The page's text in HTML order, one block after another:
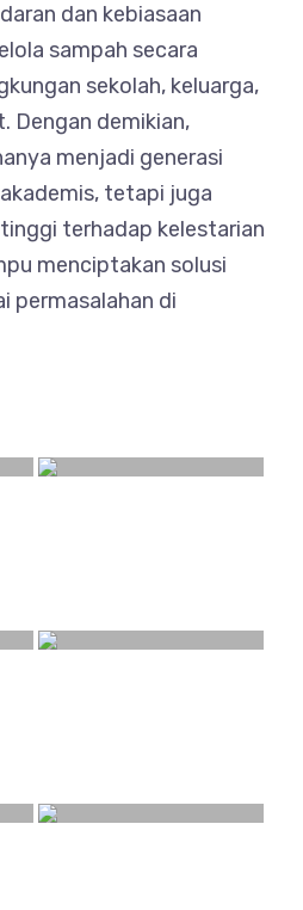
dan kebiasaan
sampah secara
sekolah, keluarga,
Dengan demikian,
menjadi generasi
tetapi juga
terhadap kelestarian
menciptakan solusi
permasalahan di